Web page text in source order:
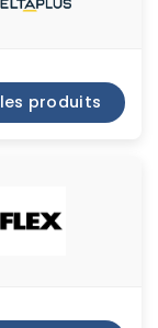
produits